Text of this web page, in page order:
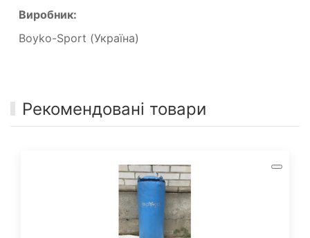
Виробник:
Boyko-Sport (Україна)
Рекомендовані товари